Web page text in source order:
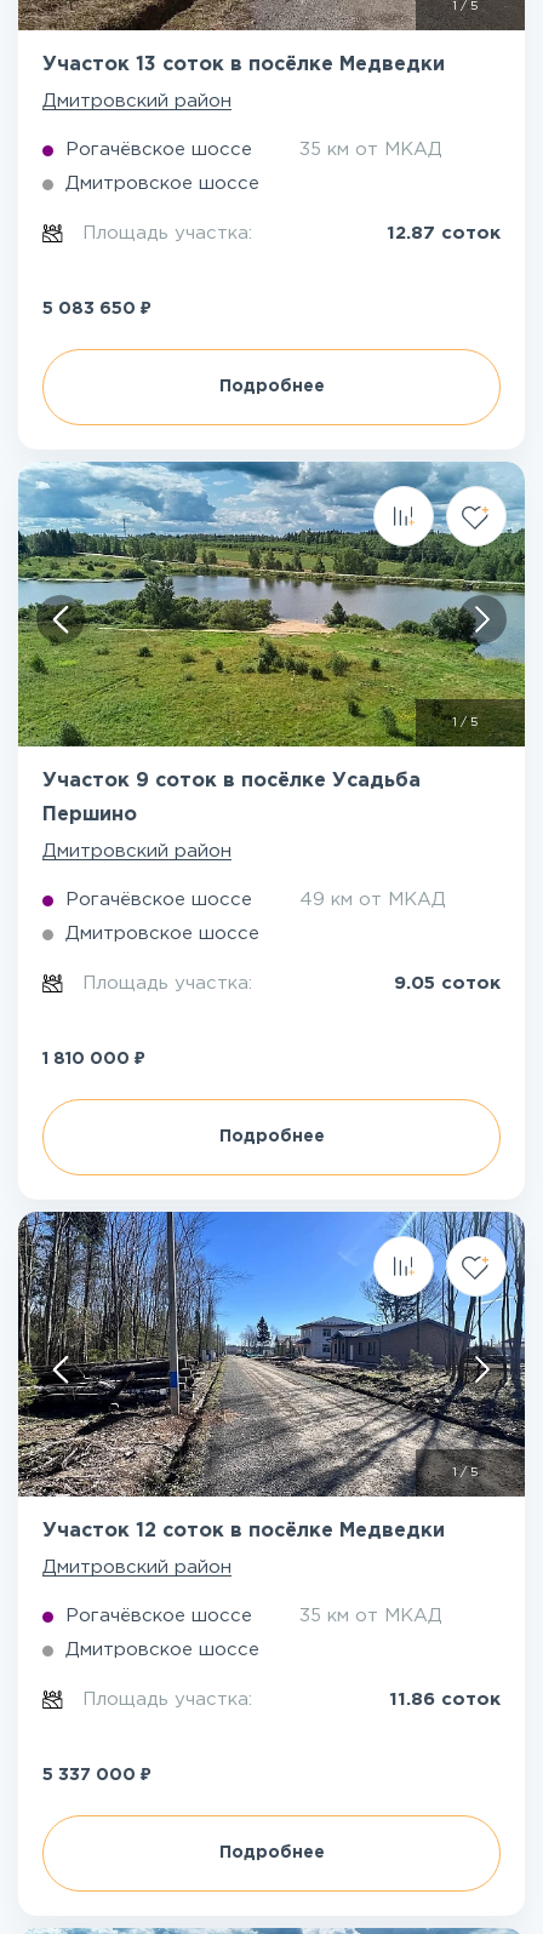
1 /5
Участок 13 соток в посёлке Медведки
Дмитровский район
Рогачёвское шоссе 35 км от МКАД
Дмитровское шоссе
Площадь участка: 12.87 соток
5 083 650 ₽
Подробнее
1 / 5
Участок 9 соток в посёлке Усадьба
Першино
Дмитровский район
Рогачёвское шоссе 49 км от МКАД
Дмитровское шоссе
Площадь участка: 9.05 соток
1 810 000 ₽
Подробнее
1/5
Участок 12 соток в посёлке Медведки
Дмитровский район
Рогачёвское шоссе 35 км от МКАД
Дмитровское шоссе
Площадь участка: 11.86 соток
5 337 000 ₽
Подробнее